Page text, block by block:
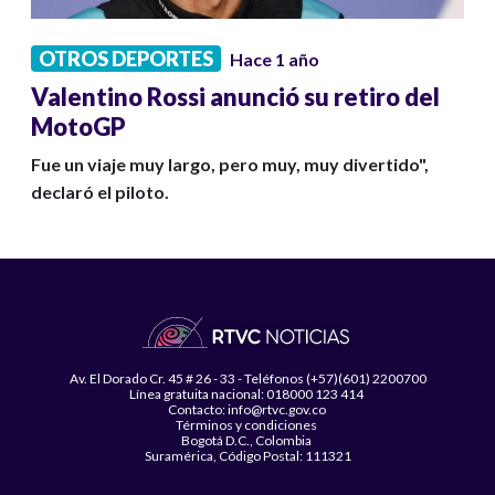
OTROS DEPORTES Hace 1 año
Valentino Rossi anunció su retiro del
MotoGP
Fue un viaje muy largo, pero muy, muy divertido",
declaró el piloto.
Av. El Dorado Cr. 45 # 26 - 33 - Teléfonos (+57)(601) 2200700
Línea gratuita nacional: 018000 123 414
Contacto: info@rtvc.gov.co
Términos y condiciones
Bogotá D.C., Colombia
Suramérica, Código Postal: 111321